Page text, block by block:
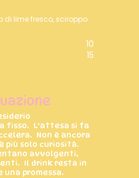
di lime fresco, sciroppo
10
15
fisso. L’attesa si fa
Non è ancora
più solo curiosità.
avvolgenti,
Il drink resta in
una promessa.